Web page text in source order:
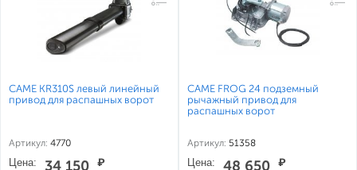
CAME KR310S левый линейный
привод для распашных ворот
Артикул: 4770
Цена: 34 150 ₽
CAME FROG 24 подземный
рычажный привод для
распашных ворот
Артикул: 51358
Цена: 48 650 ₽